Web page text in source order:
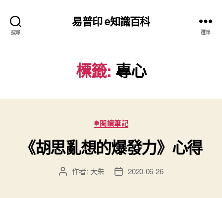
搜尋
易普印 e知識百科
選單
標籤: 專心
分
類
❄閱讀筆記
《胡思亂想的爆發力》心得
文 作者: 大朱
文 2020-06-26